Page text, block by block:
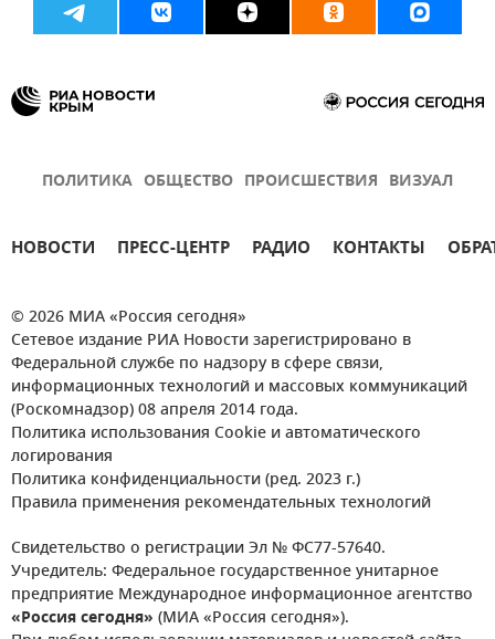
ПОЛИТИКА ОБЩЕСТВО ПРОИСШЕСТВИЯ ВИЗУАЛ
НОВОСТИ ПРЕСС-ЦЕНТР РАДИО КОНТАКТЫ
© 2026 МИА «Россия сегодня»
Сетевое издание РИА Новости зарегистрировано в
Федеральной службе по надзору в сфере связи,
информационных технологий и массовых коммуникаций
(Роскомнадзор) 08 апреля 2014 года.
Политика использования Cookie и автоматического
логирования
Политика конфиденциальности (ред. 2023 г.)
Правила применения рекомендательных технологий
Свидетельство о регистрации Эл № ФС77-57640.
Учредитель: Федеральное государственное унитарное
предприятие Международное информационное агентство
«Россия сегодня» (МИА «Россия сегодня»).